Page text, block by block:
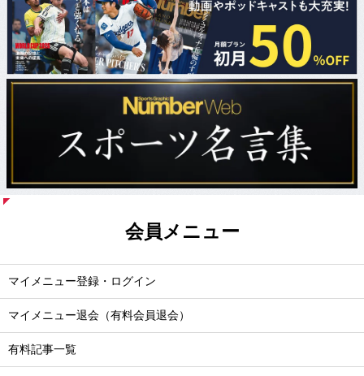
会員メニュー
マイメニュー登録・ログイン
マイメニュー退会（有料会員退会）
有料記事一覧